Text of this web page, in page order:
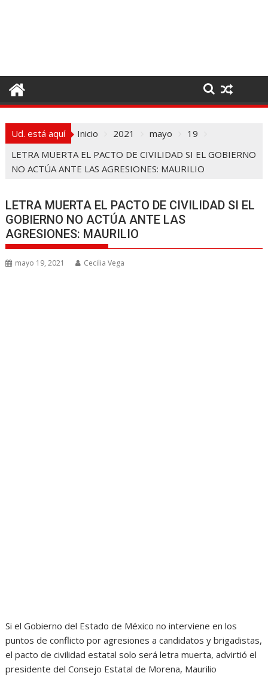
o
t
Ud. está aquí Inicio 2021 mayo
19
LETRA MUERTA EL PACTO DE CIVILIDAD SI EL GOBIERNO
NO ACTÚA ANTE LAS AGRESIONES: MAURILIO
LETRA MUERTA EL PACTO DE CIVILIDAD SI EL
GOBIERNO NO ACTÚA ANTE LAS
AGRESIONES: MAURILIO
mayo 19, 2021 Cecilia Vega
Si el Gobierno del Estado de México no interviene en los
puntos de conflicto por agresiones a candidatos y brigadistas,
el pacto de civilidad estatal solo será letra muerta, advirtió el
presidente del Consejo Estatal de Morena, Maurilio